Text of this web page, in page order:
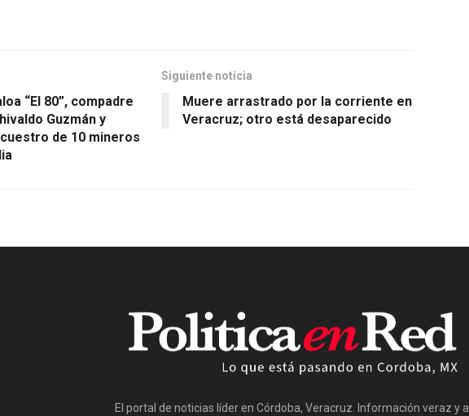
“El 80”, compadre
Guzmán y
de 10 mineros
Siguiente noticia
Muere arrastrado por la corriente en
Veracruz; otro está desaparecido
El portal de noticias líder en Córdoba, Veracruz. Información veraz y al